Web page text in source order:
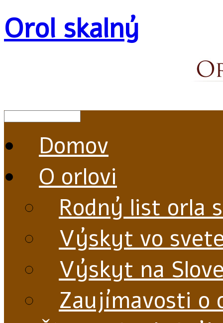
Orol skalný
Domov
O orlovi
Rodný list orla
Výskyt vo
Výskyt na
Zaujímavosti o